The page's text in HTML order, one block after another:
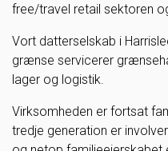
free/travel retail sektoren
Vort datterselskab i
grænse servicerer
lager og logistik.
Virksomheden er fortsat
tredje generation er